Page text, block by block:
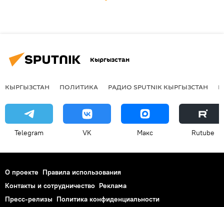
Кыргызстан
КЫРГЫЗСТАН ПОЛИТИКА РАДИО SPUTNIK КЫРГЫЗСТАН
Telegram VK Макс Rutube
О проекте Правила использования
Контакты и сотрудничество Реклама
Пресс-релизы Политика конфиденциальности